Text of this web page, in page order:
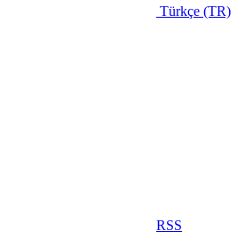
Türkçe (TR)
RSS